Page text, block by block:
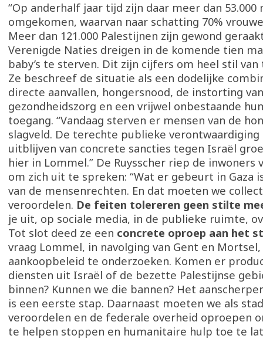
“Op anderhalf jaar tijd zijn daar meer dan 53.000
omgekomen, waarvan naar schatting 70%
Meer dan 121.000 Palestijnen zijn gewond
Verenigde Naties dreigen in de komende tien
baby’s te sterven. Dit zijn cijfers om heel stil van
Ze beschreef de situatie als een dodelijke
directe aanvallen, hongersnood, de instorting
gezondheidszorg en een vrijwel onbestaande
toegang. “Vandaag sterven er mensen van de
slagveld. De terechte publieke
uitblijven van concrete sancties tegen Israël
hier in Lommel.” De Ruysscher riep de inwoners
om zich uit te spreken: “Wat er gebeurt in Gaza
van de mensenrechten. En dat moeten we
veroordelen. De feiten tolereren geen stilte
je uit, op sociale media, in de publieke ruimte,
Tot slot deed ze een concrete oproep aan het
vraag Lommel, in navolging van Gent en
aankoopbeleid te onderzoeken. Komen er
diensten uit Israël of de bezette Palestijnse
binnen? Kunnen we die bannen? Het
is een eerste stap. Daarnaast moeten we als
veroordelen en de federale overheid oproepen
te helpen stoppen en humanitaire hulp toe te